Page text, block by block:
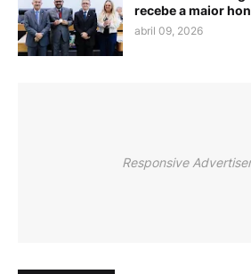
recebe a maior
abril 09, 2026
Responsive